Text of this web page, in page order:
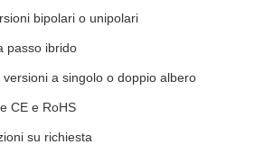
bipolari o unipolari
passo ibrido
versioni a singolo o doppio albero
CE e RoHS
su richiesta